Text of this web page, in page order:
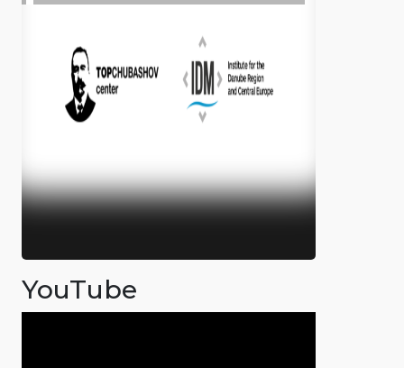
YouTube